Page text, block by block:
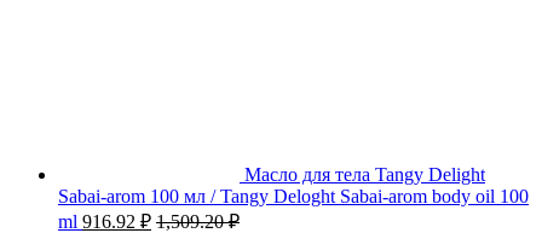
Масло для тела Tangy Delight
Sabai-arom 100 мл / Tangy Deloght Sabai-arom body oil 100
ml 916.92 ₽ 1,509.20₽